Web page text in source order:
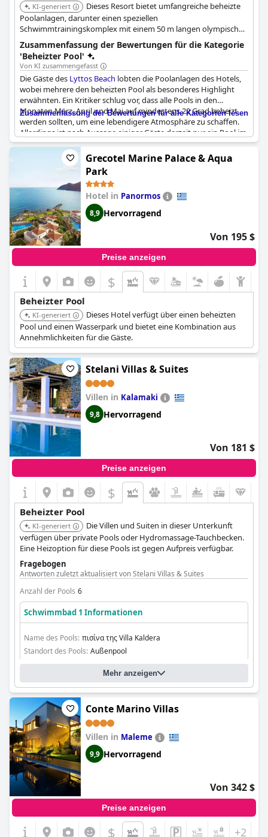
KI-generiert
Dieses Resort bietet umfangreiche beheizte
Poolanlagen, darunter einen speziellen
Schwimmtrainingskomplex mit einem 50 m langen olympischen
beheizten Pool mit 10 Bahnen und einem 25 m langen
beheizten Trainingspool. Zusätzlich gibt es ein saisonales
beheiztes Hallenbad.
Zusammenfassung der Bewertungen für die Kategorie
'Beheizter Pool'
Von KI zusammengefasst
Die Gäste des Lyttos Beach lobten die Poolanlagen des Hotels,
wobei mehrere den beheizten Pool als besonderes Highlight
erwähnten. Ein Kritiker schlug vor, dass alle Pools in den
Monaten März, April und Mai auf mindestens 22 Grad beheizt
werden sollten, um eine lebendigere Atmosphäre zu schaffen.
Allerdings ist nach Aussage einiger Gäste derzeit nur ein Pool im
Hotel beheizt. Einige Kritiker schlugen vor, dass der Pool beheizt
werden könnte, um das Schwimmen angenehmer zu machen.
Auch wenn in einigen Bewertungen der beheizte Pool nicht
ausdrücklich erwähnt wird, haben sich die Gäste im Allgemeinen
positiv über die Pools imLyttos Beach
sagten, das Wasser sei warm und angenehm.
Zusammenfassung der Bewertungen für alle Kategorien lesen
Grecotel Marine Palace & Aqua
Park
Hotel in Panormos
8,9 Hervorragend
Von 195 $
Preise anzeigen
$
Beheizter Pool
KI-generiert
Dieses Hotel verfügt über einen beheizten
Pool und einen Wasserpark und bietet eine Kombination aus
Annehmlichkeiten für die Gäste.
Stelani Villas & Suites
Villen in Kalamaki
9,8 Hervorragend
Von 181 $
Preise anzeigen
$
Beheizter Pool
KI-generiert
Die Villen und Suiten in dieser Unterkunft
verfügen über private Pools oder Hydromassage-Tauchbecken.
Eine Heizoption für diese Pools ist gegen Aufpreis verfügbar.
Fragebogen
Antworten zuletzt aktualisiert von Stelani Villas & Suites
Anzahl der Pools 6
Schwimmbad 1 Informationen
Name des Pools: πισίνα της Villa Kaldera
Standort des Pools: Außenpool
Mehr anzeigen
Conte Marino Villas
Villen in Maleme
9,9 Hervorragend
Von 342 $
Preise anzeigen
$ +2